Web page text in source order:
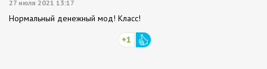
27 июля 2021 13:17
Нормальный денежный мод! Класс!
+1